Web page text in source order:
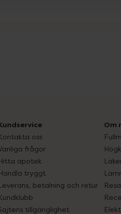
oss
frågor
apotek
tryggt
betalning och retur
tillgänglighet
Om